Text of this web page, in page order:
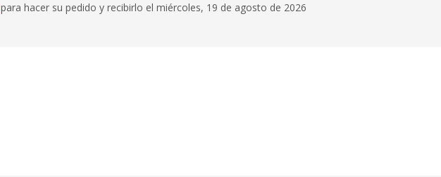
para hacer su pedido y recibirlo el miércoles, 19 de agosto de 2026